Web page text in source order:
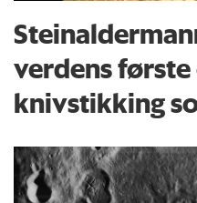
verdens
knivstikking